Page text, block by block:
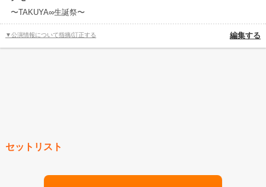
〜TAKUYA∞生誕祭〜
▼公演情報について指摘/訂正する 編集する
セットリスト